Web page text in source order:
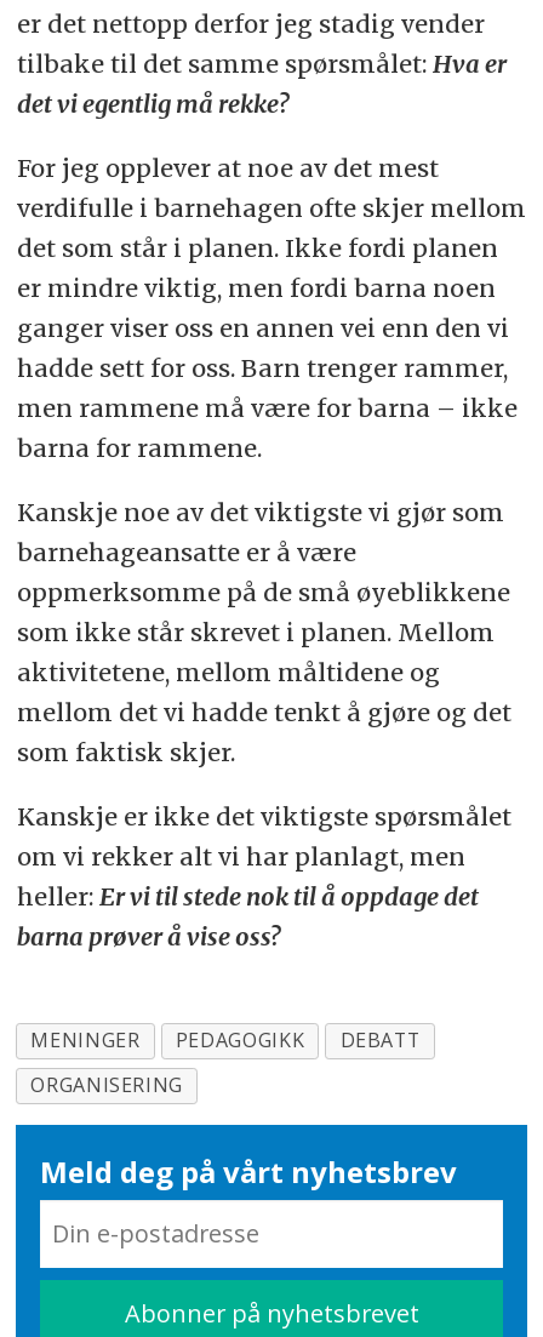
er det nettopp derfor jeg stadig vender
tilbake til det samme spørsmålet: Hva er
det vi egentlig må rekke?
For jeg opplever at noe av det mest
verdifulle i barnehagen ofte skjer mellom
det som står i planen. Ikke fordi planen
er mindre viktig, men fordi barna noen
ganger viser oss en annen vei enn den vi
hadde sett for oss. Barn trenger rammer,
men rammene må være for barna – ikke
barna for rammene.
Kanskje noe av det viktigste vi gjør som
barnehageansatte er å være
oppmerksomme på de små øyeblikkene
som ikke står skrevet i planen. Mellom
aktivitetene, mellom måltidene og
mellom det vi hadde tenkt å gjøre og det
som faktisk skjer.
Kanskje er ikke det viktigste spørsmålet
om vi rekker alt vi har planlagt, men
heller: Er vi til stede nok til å oppdage det
barna prøver å vise oss?
MENINGER PEDAGOGIKK
DEBATT
ORGANISERING
Meld deg på vårt nyhetsbrev